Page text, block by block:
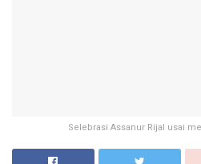
Selebrasi Assanur Rijal usai